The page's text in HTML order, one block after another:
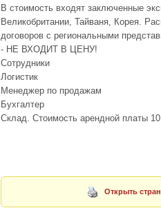
В стоимость входят заключенные
Великобритании, Тайваня, Корея.
договоров с региональными
- НЕ ВХОДИТ В ЦЕНУ!
Сотрудники
Логистик
Менеджер по продажам
Бухгалтер
Склад. Стоимость арендной платы
Открыть